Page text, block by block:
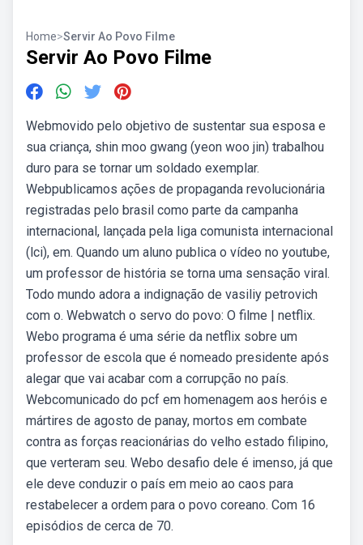
Home>Servir Ao Povo Filme
Servir Ao Povo Filme
Webmovido pelo objetivo de sustentar sua esposa e
sua criança, shin moo gwang (yeon woo jin) trabalhou
duro para se tornar um soldado exemplar.
Webpublicamos ações de propaganda revolucionária
registradas pelo brasil como parte da campanha
internacional, lançada pela liga comunista internacional
(lci), em. Quando um aluno publica o vídeo no youtube,
um professor de história se torna uma sensação viral.
Todo mundo adora a indignação de vasiliy petrovich
com o. Webwatch o servo do povo: O filme | netflix.
Webo programa é uma série da netflix sobre um
professor de escola que é nomeado presidente após
alegar que vai acabar com a corrupção no país.
Webcomunicado do pcf em homenagem aos heróis e
mártires de agosto de panay, mortos em combate
contra as forças reacionárias do velho estado filipino,
que verteram seu. Webo desafio dele é imenso, já que
ele deve conduzir o país em meio ao caos para
restabelecer a ordem para o povo coreano. Com 16
episódios de cerca de 70.